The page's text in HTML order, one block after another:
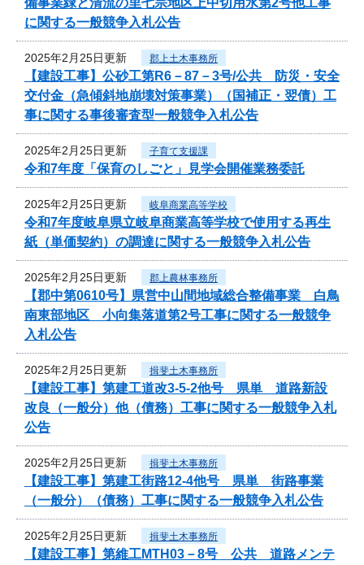
に関する一般競争入札公告
2025年2月25日更新 郡上土木事務所
【建設工事】公砂工第R6－87－3号/公共 防災・安全
交付金（急傾斜地崩壊対策事業）（国補正・翌債）工
事に関する事後審査型一般競争入札公告
2025年2月25日更新 子育て支援課
令和7年度「保育のしごと」見学会開催業務委託
2025年2月25日更新 岐阜商業高等学校
令和7年度岐阜県立岐阜商業高等学校で使用する再生
紙（単価契約）の調達に関する一般競争入札公告
2025年2月25日更新 郡上農林事務所
【郡中第0610号】県営中山間地域総合整備事業 白鳥
南東部地区 小向集落道第2号工事に関する一般競争
入札公告
2025年2月25日更新 揖斐土木事務所
【建設工事】第建工道改3-5-2他号 県単 道路新設
改良（一般分）他（債務）工事に関する一般競争入札
公告
2025年2月25日更新 揖斐土木事務所
【建設工事】第建工街路12-4他号 県単 街路事業
（一般分）（債務）工事に関する一般競争入札公告
2025年2月25日更新 揖斐土木事務所
【建設工事】第維工MTH03－8号 公共 道路メンテ